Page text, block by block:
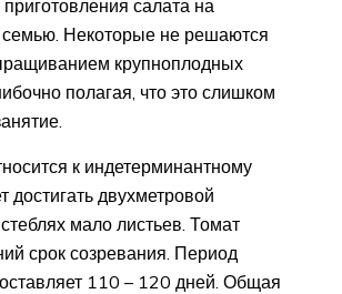
салата на
Некоторые не решаются
крупноплодных
полагая, что это слишком
к индетерминантному
достигать двухметровой
мало листьев. Томат
срок созревания. Период
110 – 120 дней. Общая